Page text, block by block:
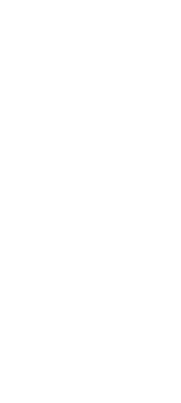
戦チケット
ス」